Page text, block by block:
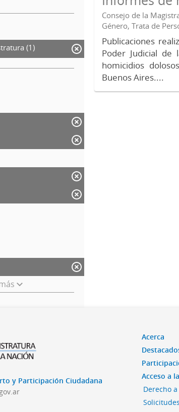
(1)
Consejo de la
Género, Trata de
Publicaciones
Poder Judicial de
homicidios
Buenos Aires....
y Participación Ciudadana
Acerca
Acceso a
Derecho